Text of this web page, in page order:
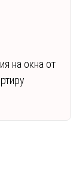
на окна от